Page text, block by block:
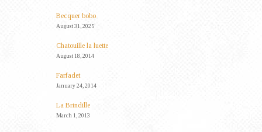
Becquer bobo
August 31, 2025
Chatouille la luette
August 18, 2014
Farfadet
January 24, 2014
La Brindille
March 1, 2013